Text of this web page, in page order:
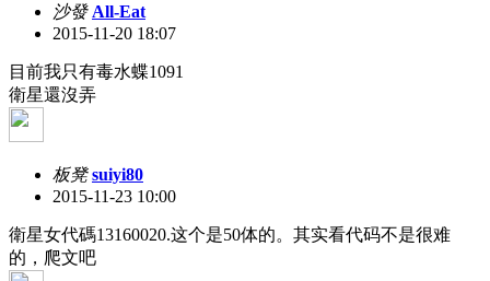
沙發 All-Eat
2015-11-20 18:07
目前我只有毒水蝶1091
衛星還沒弄
板凳 suiyi80
2015-11-23 10:00
衛星女代碼13160020.这个是50体的。其实看代码不是很难
的，爬文吧